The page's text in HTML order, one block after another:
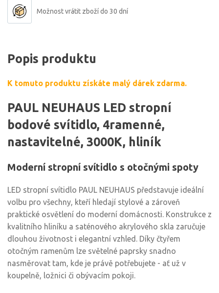
Možnost vrátit zboží do 30 dní
Popis produktu
K tomuto produktu získáte malý dárek zdarma.
PAUL NEUHAUS LED stropní
bodové svítidlo, 4ramenné,
nastavitelné, 3000K, hliník
Moderní stropní svítidlo s otočnými spoty
LED stropní svítidlo PAUL NEUHAUS představuje ideální
volbu pro všechny, kteří hledají stylové a zároveň
praktické osvětlení do moderní domácnosti. Konstrukce z
kvalitního hliníku a saténového akrylového skla zaručuje
dlouhou životnost i elegantní vzhled. Díky čtyřem
otočným ramenům lze světelné paprsky snadno
nasměrovat tam, kde je právě potřebujete - ať už v
koupelně, ložnici či obývacím pokoji.